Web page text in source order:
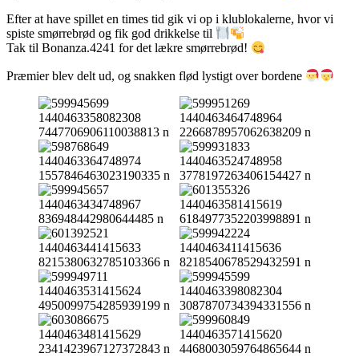
Efter at have spillet en times tid gik vi op i klublokalerne, hvor vi
spiste smørrebrød og fik god drikkelse til
Tak til Bonanza.4241 for det lækre smørrebrød!
Præmier blev delt ud, og snakken flød lystigt over bordene